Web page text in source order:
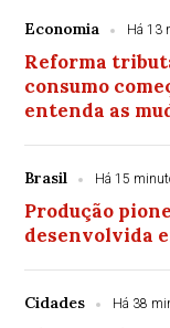
Economia Há 13
Reforma
consumo
entenda as
Brasil Há 15
Produção
desenvolvida
Cidades Há 38